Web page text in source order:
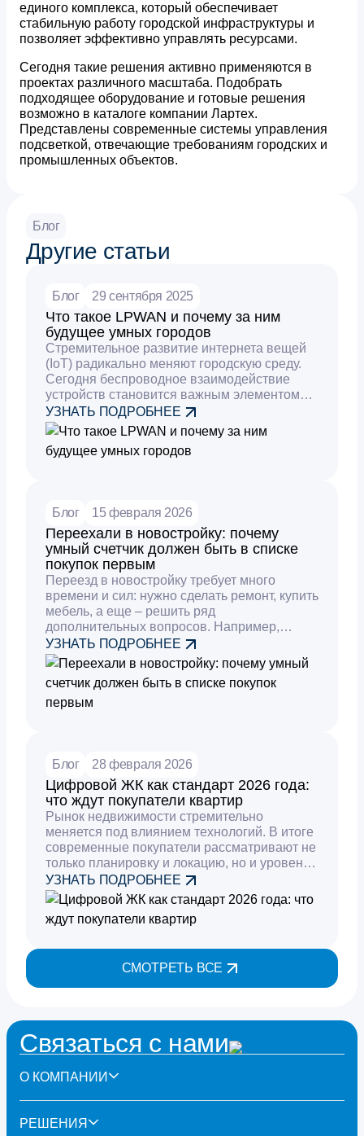
единого комплекса, который обеспечивает
стабильную работу городской инфраструктуры и
позволяет эффективно управлять ресурсами.
Сегодня такие решения активно применяются в
проектах различного масштаба. Подобрать
подходящее оборудование и готовые решения
возможно в каталоге компании Лартех.
Представлены современные системы управления
подсветкой, отвечающие требованиям городских и
промышленных объектов.
Блог
Другие статьи
Блог 29 сентября 2025
Что такое LPWAN и почему за ним
будущее умных городов
Стремительное развитие интернета вещей
(IoT) радикально меняют городскую среду.
Сегодня беспроводное взаимодействие
устройств становится важным элементом
работы современных инфраструктур. В этом
контексте особое значение приобретают
УЗНАТЬ ПОДРОБНЕЕ
Блог 15 февраля 2026
Переехали в новостройку: почему
умный счетчик должен быть в списке
покупок первым
Переезд в новостройку требует много
времени и сил: нужно сделать ремонт, купить
мебель, а еще – решить ряд
дополнительных вопросов. Например,
решить вопрос с учетом тепла,
электроэнергии и воды.
УЗНАТЬ ПОДРОБНЕЕ
Блог 28 февраля 2026
Цифровой ЖК как стандарт 2026 года:
что ждут покупатели квартир
Рынок недвижимости стремительно
меняется под влиянием технологий. В итоге
современные покупатели рассматривают не
только планировку и локацию, но и уровень
электронной инфраструктуры. Цифровой
ЖК постепенно превращается в норму и
перестает быть редкостью. В 2026 году
требования к проектам усиливаются: растет
УЗНАТЬ ПОДРОБНЕЕ
СМОТРЕТЬ ВСЕ
Связаться с нами
О КОМПАНИИ
РЕШЕНИЯ